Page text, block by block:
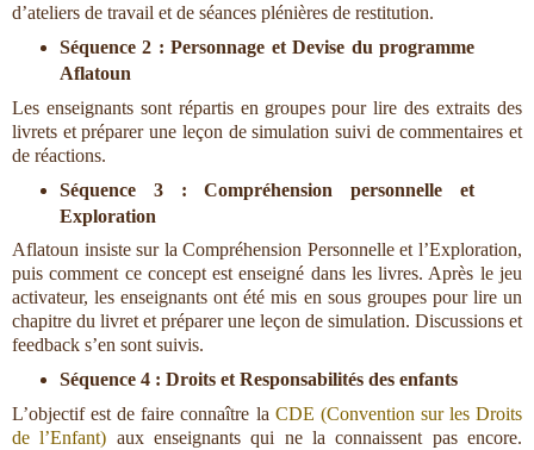
d’ateliers de travail et de séances plénières de restitution.
Séquence 2 : Personnage et Devise du programme
Aflatoun
Les enseignants sont répartis en groupes pour lire des extraits des
livrets et préparer une leçon de simulation suivi de commentaires et
de réactions.
Séquence 3 : Compréhension personnelle et
Exploration
Aflatoun insiste sur la Compréhension Personnelle et l’Exploration,
puis comment ce concept est enseigné dans les livres. Après le jeu
activateur, les enseignants ont été mis en sous groupes pour lire un
chapitre du livret et préparer une leçon de simulation. Discussions et
feedback s’en sont suivis.
Séquence 4 : Droits et Responsabilités des enfants
L’objectif est de faire connaître la CDE (Convention sur les Droits
de l’Enfant) aux enseignants qui ne la connaissent pas encore.